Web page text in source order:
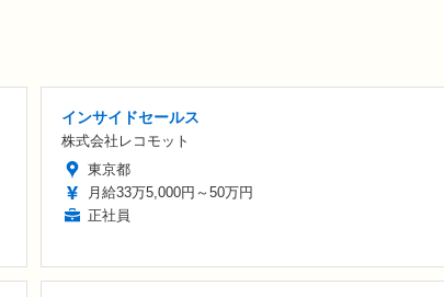
インサイドセールス
株式会社レコモット
東京都
月給33万5,000円～50万円
正社員